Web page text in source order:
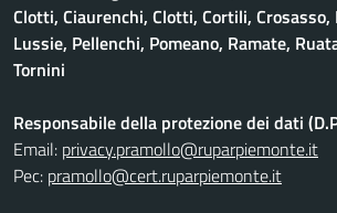
Clotti, Ciaurenchi, Clotti, Cortili, Crosasso,
Lussie, Pellenchi, Pomeano, Ramate,
Tornini
Responsabile della protezione dei dati
Email: privacy.pramollo@ruparpiemonte.it
Pec: pramollo@cert.ruparpiemonte.it